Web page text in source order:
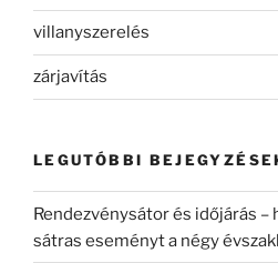
villanyszerelés
zárjavítás
LEGUTÓBBI
Rendezvénysátor és időjárás –
sátras eseményt a négy